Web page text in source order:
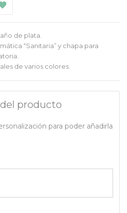
de plata.
“Sanitaria” y chapa para
de varios colores.
producto
para poder añadirla